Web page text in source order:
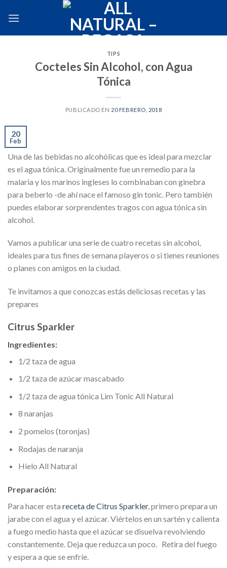
TIPS
Cocteles Sin Alcohol, con Agua
Tónica
PUBLICADO EN 20 FEBRERO, 2018
20
Feb
Una de las bebidas no alcohólicas que es ideal para mezclar
es el agua tónica. Originalmente fue un remedio para la
malaria y los marinos ingleses lo combinaban con ginebra
para beberlo -de ahí nace el famoso gin tonic. Pero también
puedes elaborar sorprendentes tragos con agua tónica sin
alcohol.
Vamos a publicar una serie de cuatro recetas sin alcohol,
ideales para tus fines de semana playeros o si tienes reuniones
o planes con amigos en la ciudad.
Te invitamos a que conozcas estás deliciosas recetas y las
prepares
Citrus Sparkler
Ingredientes:
1/2 taza de agua
1/2 taza de azúcar mascabado
1/2 taza de agua tónica Lim Tonic All Natural
8 naranjas
2 pomelos (toronjas)
Rodajas de naranja
Hielo All Natural
Preparación:
Para hacer esta receta de Citrus Sparkler, primero prepara un
jarabe con el agua y el azúcar. Viértelos en un sartén y calienta
a fuego medio hasta que el azúcar se disuelva revolviendo
constantemente. Deja que reduzca un poco. Retira del fuego
y espera a que se enfríe.